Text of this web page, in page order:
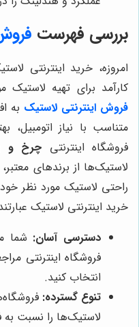
بررسی فهرست
امروزه، خرید اینترنتی
کارآمد برای تهیه
فروش اینترنتی لاستیک به
متناسب با نیاز اتومبیل،
فروشگاه اینترنتی چرخ و
لاستیک‌ها از برندهای
راحتی لاستیک مورد نظر
خرید اینترنتی لاستیک
دسترسی آسان: شما
فروشگاه اینترنتی
انتخاب کنید.
تنوع گسترده:
لاستیک‌ها را نسبت به